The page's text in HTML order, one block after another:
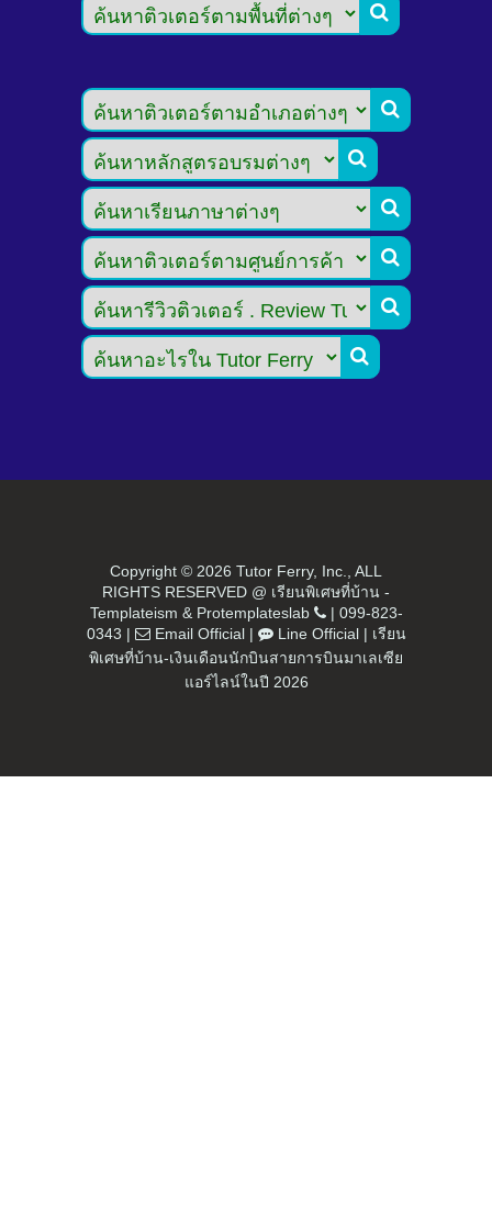







Copyright © 2026 Tutor Ferry, Inc., ALL
RIGHTS RESERVED @ เรียนพิเศษที่บ้าน -
Templateism & Protemplateslab | 099-823-
0343 | Email Official| Line Official| เรียน
พิเศษที่บ้าน-เงินเดือนนักบินสายการบินมาเลเซีย
แอร์ไลน์ในปี 2026